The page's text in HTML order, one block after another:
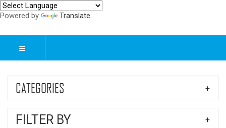
Powered by Translate
CATEGORIES
FILTER BY